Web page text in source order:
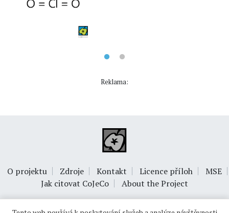
Reklama:
O projektu Zdroje Kontakt Licence příloh
MSE
Jak citovat CoJeCo
About the Project